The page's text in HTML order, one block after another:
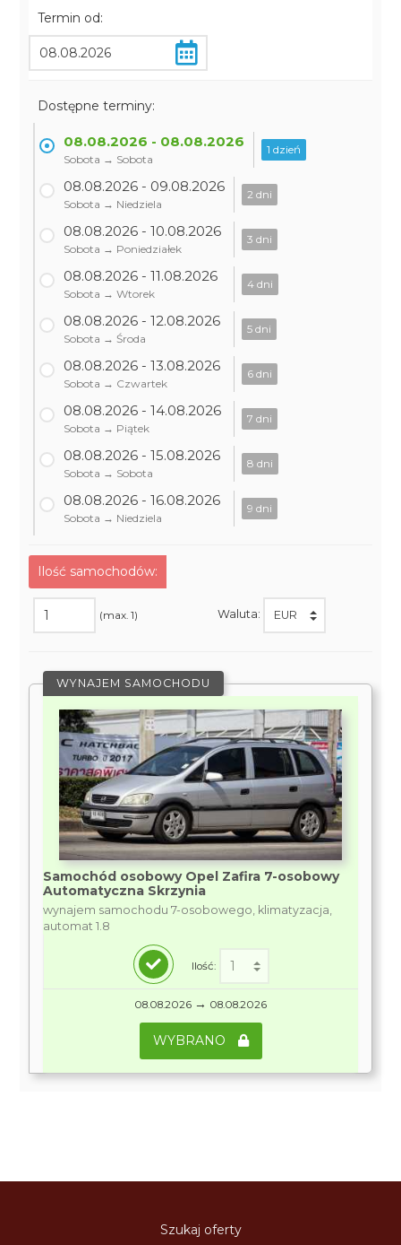
Termin od:
Dostępne terminy:
08.08.2026 - 08.08.2026
Sobota → Sobota
1 dzień
08.08.2026 - 09.08.2026
Sobota → Niedziela
2 dni
08.08.2026 - 10.08.2026
Sobota → Poniedziałek
3 dni
08.08.2026 - 11.08.2026
Sobota → Wtorek
4 dni
08.08.2026 - 12.08.2026
Sobota → Środa
5 dni
08.08.2026 - 13.08.2026
Sobota → Czwartek
6 dni
08.08.2026 - 14.08.2026
Sobota → Piątek
7 dni
08.08.2026 - 15.08.2026
Sobota → Sobota
8 dni
08.08.2026 - 16.08.2026
Sobota → Niedziela
9 dni
Ilość samochodów:
(max. 1) Waluta:
WYNAJEM SAMOCHODU
Samochód osobowy Opel Zafira 7-osobowy
Automatyczna Skrzynia
wynajem samochodu 7-osobowego, klimatyzacja,
automat 1.8
Ilość:
08.08.2026 → 08.08.2026
WYBRANO
Szukaj oferty